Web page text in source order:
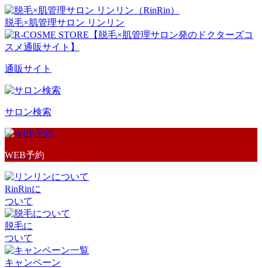
脱毛×肌管理サロン リンリン
通販サイト
サロン検索
WEB予約
RinRinに
ついて
脱毛に
ついて
キャンペーン